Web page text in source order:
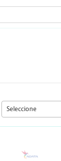
ADATA